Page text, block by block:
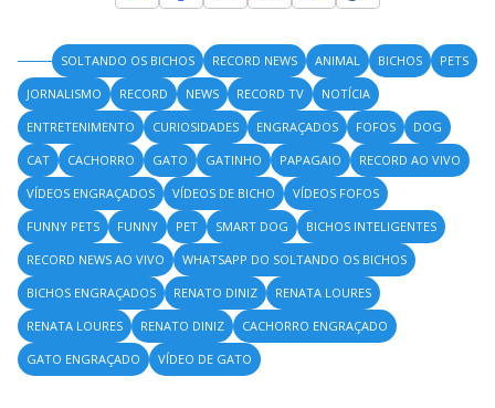
SOLTANDO OS BICHOS RECORD NEWS ANIMAL BICHOS
PETS
JORNALISMO
RECORD NEWS RECORD TV
NOTÍCIA
ENTRETENIMENTO
CURIOSIDADES ENGRAÇADOS FOFOS
DOG
CAT
CACHORRO GATO GATINHO PAPAGAIO
RECORD AO VIVO
VÍDEOS ENGRAÇADOS
VÍDEOS DE BICHO
VÍDEOS FOFOS
FUNNY PETS
FUNNY PET SMART DOG
BICHOS INTELIGENTES
RECORD NEWS AO VIVO
WHATSAPP DO SOLTANDO OS BICHOS
BICHOS ENGRAÇADOS
RENATO DINIZ
RENATA LOURES
RENATA LOURES
RENATO DINIZ
CACHORRO ENGRAÇADO
GATO ENGRAÇADO
VÍDEO DE GATO